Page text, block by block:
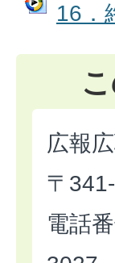
16．
広報
〒
電話